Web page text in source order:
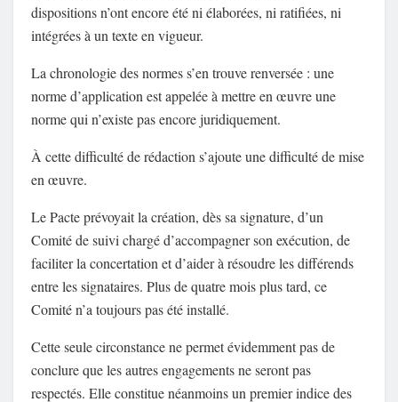
dispositions n’ont encore été ni élaborées, ni ratifiées, ni
intégrées à un texte en vigueur.
La chronologie des normes s’en trouve renversée : une
norme d’application est appelée à mettre en œuvre une
norme qui n’existe pas encore juridiquement.
À cette difficulté de rédaction s’ajoute une difficulté de mise
en œuvre.
Le Pacte prévoyait la création, dès sa signature, d’un
Comité de suivi chargé d’accompagner son exécution, de
faciliter la concertation et d’aider à résoudre les différends
entre les signataires. Plus de quatre mois plus tard, ce
Comité n’a toujours pas été installé.
Cette seule circonstance ne permet évidemment pas de
conclure que les autres engagements ne seront pas
respectés. Elle constitue néanmoins un premier indice des